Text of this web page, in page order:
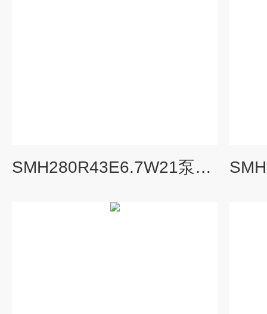
SMH280R43E6.7W21泵黄山三螺杆泵